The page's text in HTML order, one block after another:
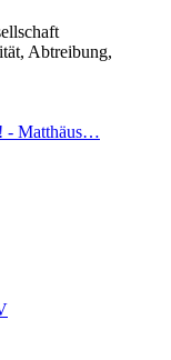
Abtreibung,
- Matthäus…